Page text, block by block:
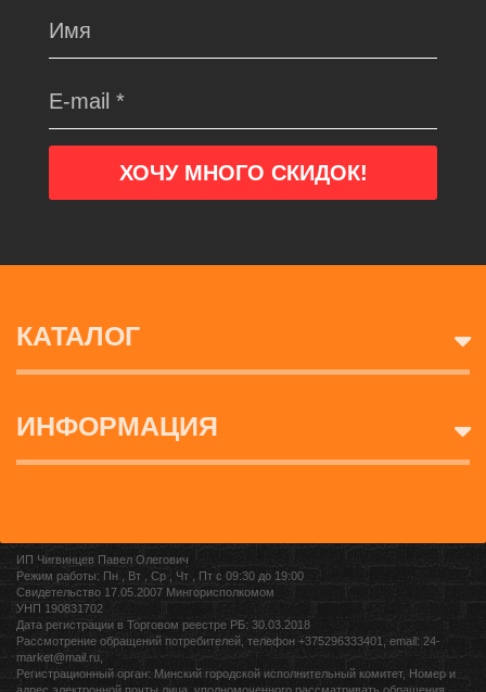
КАТАЛОГ
ИНФОРМАЦИЯ
ИП Чигвинцев Павел Олегович
Режим работы: Пн , Вт , Ср , Чт , Пт c 09:30 до 19:00
Свидетельство 17.05.2007 Мингорисполкомом
УНП 190831702
Дата регистрации в Торговом реестре РБ: 30.03.2018
Рассмотрение обращений потребителей, телефон +375296333401, email: 24-
market@mail.ru,
Регистрационный орган: Минский городской исполнительный комитет, Номер и
адрес электронной почты лица, уполномоченного рассматривать обращения